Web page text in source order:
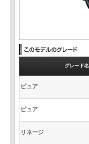
グレード名
ピュア
ピュア
リネージ